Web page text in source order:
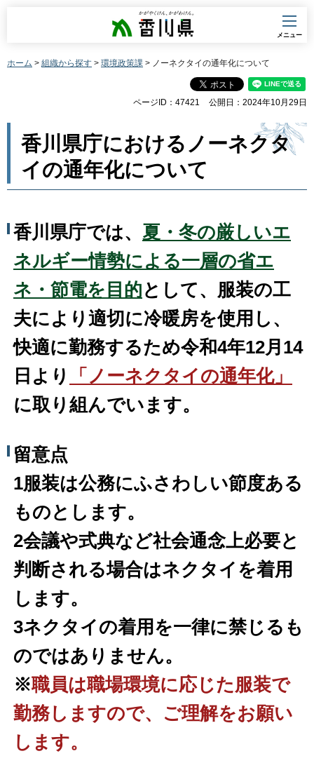
香川県
メニュー
ホーム > 組織から探す > 環境政策課 > ノーネクタイの通年化について
ページID：47421 公開日：2024年10月29日
香川県庁におけるノーネクタ
イの通年化について
香川県庁では、 夏・冬の厳しいエ
ネルギー情勢による一層の省エ
ネ・節電を目的として、服装の工
夫により適切に冷暖房を使用し、
快適に勤務するため令和4年12月14
日より
「ノーネクタイの通年化」
に取り組んでいます。
留意点
1服装は公務にふさわしい節度ある
ものとします。
2会議や式典など社会通念上必要と
判断される場合はネクタイを着用
します。
3ネクタイの着用を一律に禁じるも
のではありません。
※職員は職場環境に応じた服装で
勤務しますので、ご理解をお願い
します。